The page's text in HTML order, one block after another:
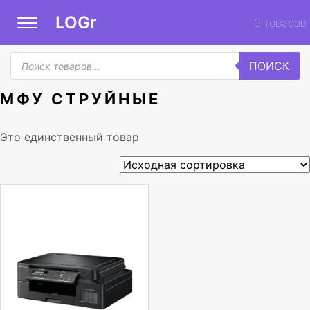
LOGr 0 товаров
Поиск
товаров
ПОИСК
МФУ СТРУЙНЫЕ
Это единственный товар